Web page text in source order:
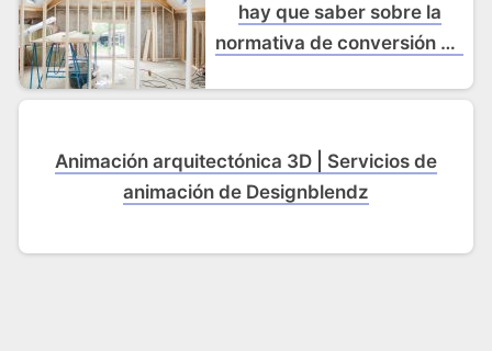
hay que saber sobre la
normativa de conversión de
Animación arquitectónica 3D | Servicios de
animación de Designblendz